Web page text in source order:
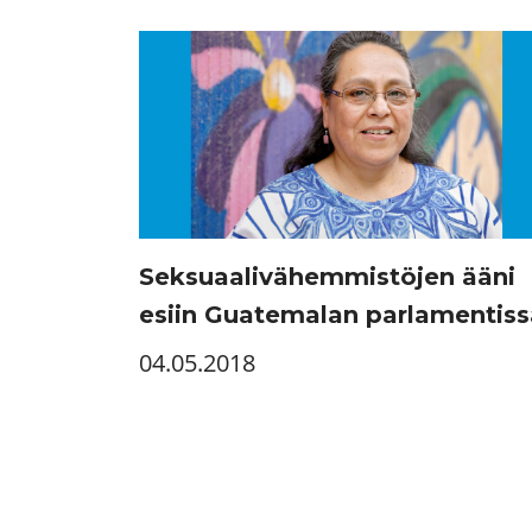
Seksuaalivähemmistöjen ääni
esiin Guatemalan
04.05.2018